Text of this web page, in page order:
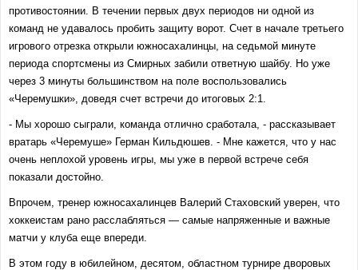
противостоянии. В течении первых двух периодов ни одной из
команд не удавалось пробить защиту ворот. Счет в начале третьего
игрового отрезка открыли южносахалинцы, на седьмой минуте
периода спортсмены из Смирных забили ответную шайбу. Но уже
через 3 минуты большинством на поле воспользовались
«Черемушки», доведя счет встречи до итоговых 2:1.
- Мы хорошо сыграли, команда отлично сработала, - рассказывает
вратарь «Черемуше» Герман Кильдюшев. - Мне кажется, что у нас
очень неплохой уровень игры, мы уже в первой встрече себя
показали достойно.
Впрочем, тренер южносахалинцев Валерий Стаховский уверен, что
хоккеистам рано расслабляться — самые напряженные и важные
матчи у клуба еще впереди.
В этом году в юбилейном, десятом, областном турнире дворовых